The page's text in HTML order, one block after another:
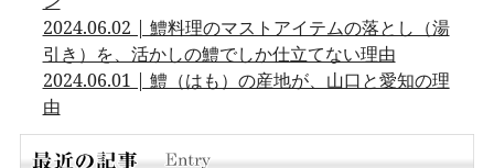
2024.06.02 | 鱧料理のマストアイテムの落とし（湯
引き）を、活かしの鱧でしか仕立てない理由
2024.06.01 | 鱧（はも）の産地が、山口と愛知の理
由